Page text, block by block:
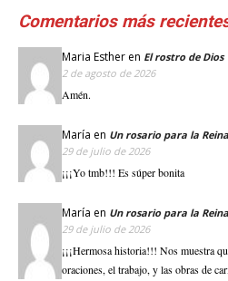
Comentarios más
Maria Esther en El rostro de Dios
2 de agosto de 2026
Amén.
María en Un rosario para la Reina
29 de julio de 2026
¡¡¡Yo tmb!!! Es súper bonita
María en Un rosario para la Reina
29 de julio de 2026
¡¡¡Hermosa historia!!! Nos muestra
oraciones, el trabajo, y las obras de